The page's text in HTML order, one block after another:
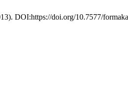
DOI:https://doi.org/10.7577/